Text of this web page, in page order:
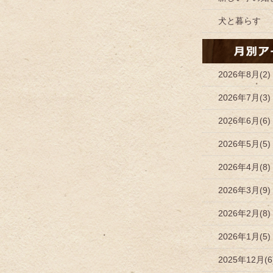
犬と暮らす
2026年8月(2)
2026年7月(3)
2026年6月(6)
2026年5月(5)
2026年4月(8)
2026年3月(9)
2026年2月(8)
2026年1月(5)
2025年12月